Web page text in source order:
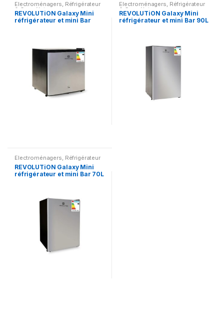
Electroménagers, Réfrigérateur
& Congélateur
REVOLUTiON Galaxy Mini
réfrigérateur et mini Bar
Electroménagers, Réfrigérateur
& Congélateur
REVOLUTiON Galaxy Mini
réfrigérateur et mini Bar 90L
Electroménagers, Réfrigérateur
& Congélateur
REVOLUTiON Galaxy Mini
réfrigérateur et mini Bar 70L